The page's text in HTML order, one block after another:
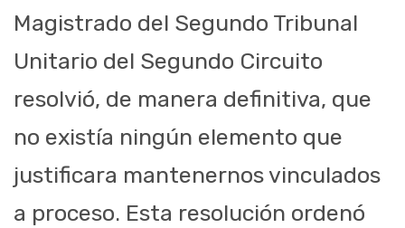
Magistrado del Segundo Tribunal
Unitario del Segundo Circuito
resolvió, de manera definitiva, que
no existía ningún elemento que
justificara mantenernos vinculados
a proceso. Esta resolución ordenó